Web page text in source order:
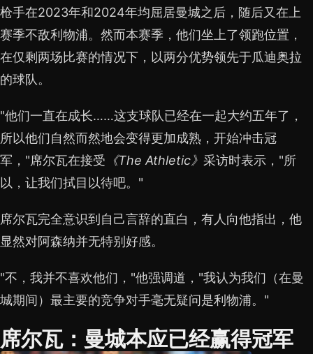
枪手在2023年和2024年均屈居曼城之后，随后又在上
赛季不敌利物浦。然而本赛季，他们坐上了领跑位置，
在仅剩两场比赛的情况下，以两分优势领先于瓜迪奥拉
的球队。
"他们一直在成长……这支球队已经在一起大约五年了，
所以他们自然而然地会变得更加成熟，开始冲击冠
军，"席尔瓦在接受 《The Athletic》 采访时表示，"所
以，让我们拭目以待吧。"
席尔瓦完全意识到自己言辞的直白，有人向他指出，他
显然对阿森纳并无特别好感。
"不，我并不喜欢他们，"他强调道，"我认为我们（在曼
城期间）最主要的竞争对手毫无疑问是利物浦。"
席尔瓦：曼城本应已经赢得冠军